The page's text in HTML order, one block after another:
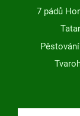
7 pádů